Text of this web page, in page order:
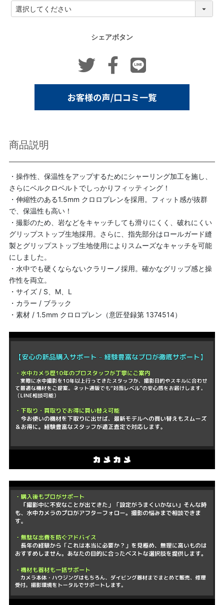
(
必
シェアボタン
商品説明
・操作性、保温性をアップするためにシャーリング加工を施し、
さらにベルクロベルトでしっかりフィッティング！
・伸縮性のある1.5mm クロロプレンを採用。フィット感が抜群
で、保温性も高い！
・撮影のため、岩などをキャッチしても滑りにくく、破れにくい
グリップストップ生地採用。さらに、指先部分はロールガード縫
製とグリップストップ生地使用によりスムーズなキャッチを可能
にしました。
・水中でも硬くならないクラリーノ採用。確かなグリップ感と操
作性を両立。
・サイズ / S、M、L
・カラー / ブラック
・素材 / 1.5mm クロロプレン（意匠登録第 1374514）